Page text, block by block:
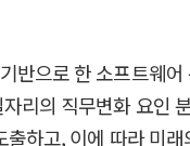
반으로 한 소프트웨
리의 직무변화 요인
하고, 이에 따라 미